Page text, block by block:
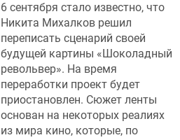
6 сентября стало известно, что
Никита Михалков решил
переписать сценарий своей
будущей картины «Шоколадный
револьвер». На время
переработки проект будет
приостановлен. Сюжет ленты
основан на некоторых реалиях
из мира кино, которые, по